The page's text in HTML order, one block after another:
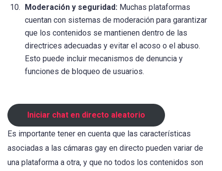
Moderación y seguridad: Muchas plataformas
cuentan con sistemas de moderación para garantizar
que los contenidos se mantienen dentro de las
directrices adecuadas y evitar el acoso o el abuso.
Esto puede incluir mecanismos de denuncia y
funciones de bloqueo de usuarios.
Iniciar chat en directo aleatorio
Es importante tener en cuenta que las características
asociadas a las cámaras gay en directo pueden variar de
una plataforma a otra, y que no todos los contenidos son